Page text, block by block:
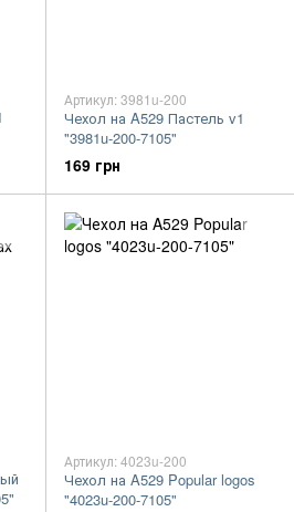
Артикул: 3981u-200
Чехол на A529 Пастель v1
"3981u-200-7105"
169 грн
Артикул: 4023u-200
Чехол на A529 Popular logos
"4023u-200-7105"